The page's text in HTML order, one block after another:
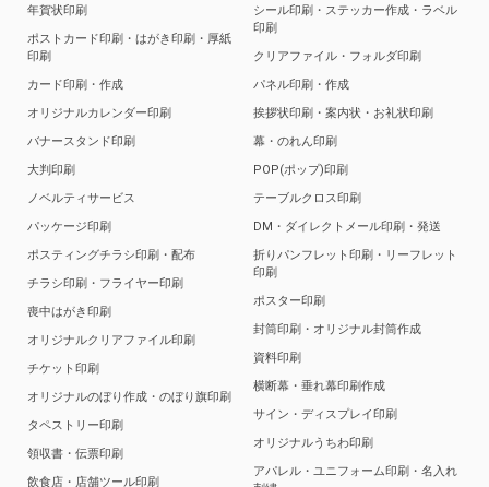
年賀状印刷
ポストカード印刷・はがき印刷・厚紙
印刷
カード印刷・作成
オリジナルカレンダー印刷
バナースタンド印刷
大判印刷
ノベルティサービス
パッケージ印刷
ポスティングチラシ印刷・配布
チラシ印刷・フライヤー印刷
喪中はがき印刷
オリジナルクリアファイル印刷
チケット印刷
オリジナルのぼり作成・のぼり旗印刷
タペストリー印刷
領収書・伝票印刷
飲食店・店舗ツール印刷
シール印刷・ステッカー作成・ラベル
印刷
クリアファイル・フォルダ印刷
パネル印刷・作成
挨拶状印刷・案内状・お礼状印刷
幕・のれん印刷
POP(ポップ)印刷
テーブルクロス印刷
DM・ダイレクトメール印刷・発送
折りパンフレット印刷・リーフレット
印刷
ポスター印刷
封筒印刷・オリジナル封筒作成
資料印刷
横断幕・垂れ幕印刷作成
サイン・ディスプレイ印刷
オリジナルうちわ印刷
アパレル・ユニフォーム印刷・名入れ